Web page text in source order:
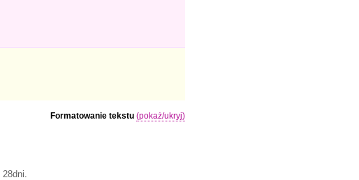
28dni
Formatowanie tekstu (pokaż/ukryj)